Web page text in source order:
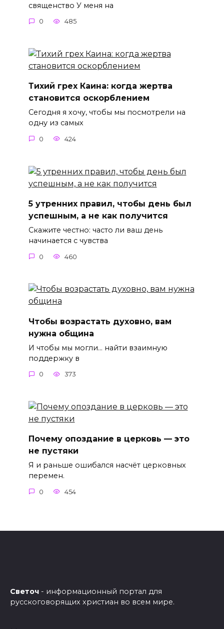
священство У меня на
0 485
Тихий грех Каина: когда жертва
становится оскорблением
Сегодня я хочу, чтобы мы посмотрели на
одну из самых
0 424
5 утренних правил, чтобы день был
успешным, а не как получится
Скажите честно: часто ли ваш день
начинается с чувства
0 460
Чтобы возрастать духовно, вам
нужна община
И чтобы мы могли… найти взаимную
поддержку в
0 373
Почему опоздание в церковь — это
не пустяки
Я и раньше ошибался насчёт церковных
перемен.
0 454
Светоч - информационный портал для
русскоговорящих христиан во всем мире.